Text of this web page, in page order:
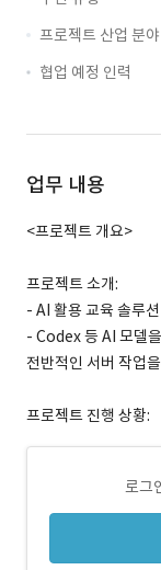
프로젝트 산업 분야
협업 예정 인력
업무 내용
<프로젝트 개요>
프로젝트 소개:
- AI 활용 교육 솔루
- Codex 등 AI 모델
전반적인 서버 작업
프로젝트 진행 상황:
로그